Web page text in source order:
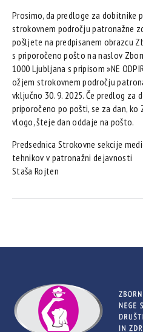
Prosimo, da predloge za dobitnike
strokovnem področju patronažne
pošljete na predpisanem obrazcu
s priporočeno pošto na naslov
1000 Ljubljana s pripisom »NE
ožjem strokovnem področju
vključno 30. 9. 2025. Če predlog
priporočeno po pošti, se za dan, ko
vlogo, šteje dan oddaje na pošto.
Predsednica Strokovne sekcije
tehnikov v patronažni dejavnosti
Staša Rojten